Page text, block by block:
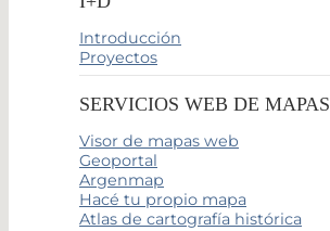
Introducción
Proyectos
SERVICIOS WEB DE MAPAS
Visor de mapas web
Geoportal
Argenmap
Hacé tu propio mapa
Atlas de cartografía histórica